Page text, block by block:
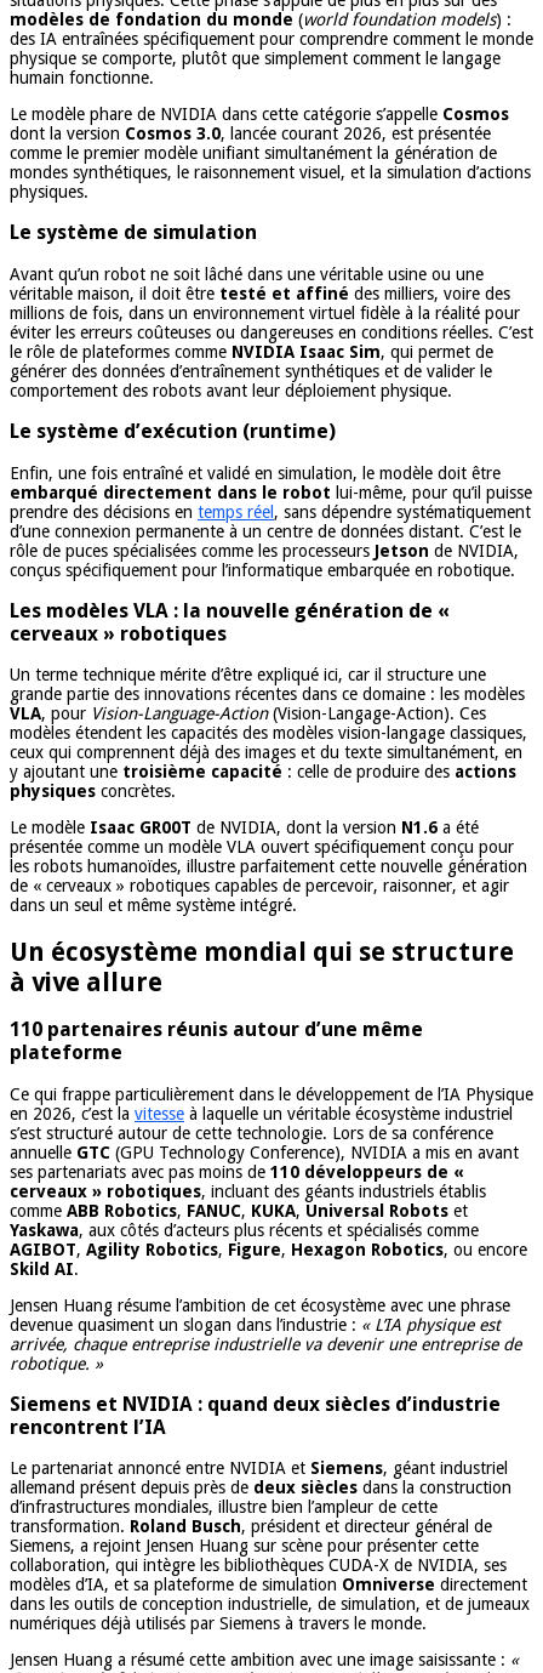
modèles de fondation du monde (world foundation models) :
des IA entraînées spécifiquement pour comprendre comment le monde
physique se comporte, plutôt que simplement comment le langage
humain fonctionne.
Le modèle phare de NVIDIA dans cette catégorie s’appelle Cosmos
dont la version Cosmos 3.0, lancée courant 2026, est présentée
comme le premier modèle unifiant simultanément la génération de
mondes synthétiques, le raisonnement visuel, et la simulation d’actions
physiques.
Le système de simulation
Avant qu’un robot ne soit lâché dans une véritable usine ou une
véritable maison, il doit être testé et affiné des milliers, voire des
millions de fois, dans un environnement virtuel fidèle à la réalité pour
éviter les erreurs coûteuses ou dangereuses en conditions réelles. C’est
le rôle de plateformes comme NVIDIA Isaac Sim, qui permet de
générer des données d’entraînement synthétiques et de valider le
comportement des robots avant leur déploiement physique.
Le système d’exécution (runtime)
Enfin, une fois entraîné et validé en simulation, le modèle doit être
embarqué directement dans le robot lui-même, pour qu’il puisse
prendre des décisions en temps réel, sans dépendre systématiquement
d’une connexion permanente à un centre de données distant. C’est le
rôle de puces spécialisées comme les processeurs Jetson de NVIDIA,
conçus spécifiquement pour l’informatique embarquée en robotique.
Les modèles VLA : la nouvelle génération de «
cerveaux » robotiques
Un terme technique mérite d’être expliqué ici, car il structure une
grande partie des innovations récentes dans ce domaine : les modèles
VLA, pour Vision-Language-Action(Vision-Langage-Action). Ces
modèles étendent les capacités des modèles vision-langage classiques,
ceux qui comprennent déjà des images et du texte simultanément, en
y ajoutant une troisième capacité : celle de produire des actions
physiques concrètes.
Le modèle Isaac GR00T de NVIDIA, dont la version N1.6 a été
présentée comme un modèle VLA ouvert spécifiquement conçu pour
les robots humanoïdes, illustre parfaitement cette nouvelle génération
de « cerveaux » robotiques capables de percevoir, raisonner, et agir
dans un seul et même système intégré.
Un écosystème mondial qui se structure
à vive allure
110 partenaires réunis autour d’une même
plateforme
Ce qui frappe particulièrement dans le développement de l’IA Physique
en 2026, c’est la vitesse à laquelle un véritable écosystème industriel
s’est structuré autour de cette technologie. Lors de sa conférence
annuelle GTC (GPU Technology Conference), NVIDIA a mis en avant
ses partenariats avec pas moins de 110 développeurs de «
cerveaux » robotiques, incluant des géants industriels établis
comme ABB Robotics, FANUC, KUKA, Universal Robots et
Yaskawa, aux côtés d’acteurs plus récents et spécialisés comme
AGIBOT, Agility Robotics, Figure, Hexagon Robotics, ou encore
Skild AI.
Jensen Huang résume l’ambition de cet écosystème avec une phrase
devenue quasiment un slogan dans l’industrie : « L’IA physique est
arrivée, chaque entreprise industrielle va devenir une entreprise de
robotique. »
Siemens et NVIDIA : quand deux siècles d’industrie
rencontrent l’IA
Le partenariat annoncé entre NVIDIA et Siemens, géant industriel
allemand présent depuis près de deux siècles dans la construction
d’infrastructures mondiales, illustre bien l’ampleur de cette
transformation. Roland Busch, président et directeur général de
Siemens, a rejoint Jensen Huang sur scène pour présenter cette
collaboration, qui intègre les bibliothèques CUDA-X de NVIDIA, ses
modèles d’IA, et sa plateforme de simulation Omniverse directement
dans les outils de conception industrielle, de simulation, et de jumeaux
numériques déjà utilisés par Siemens à travers le monde.
Jensen Huang a résumé cette ambition avec une image saisissante : «